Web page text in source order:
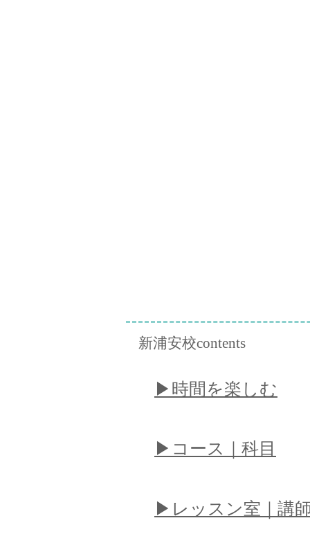
新浦安校contents
​▶︎時間を楽しむ
​▶︎コース｜科目
​▶︎レッスン室｜講